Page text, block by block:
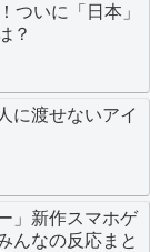
ついに「日本」
？
に渡せないアイ
」新作スマホゲ
んなの反応まと